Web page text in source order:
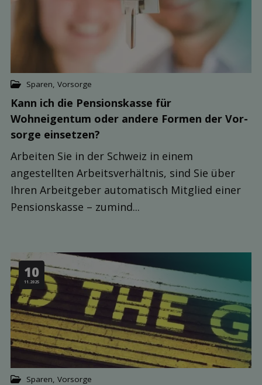
Sparen, Vorsorge
Kann ich die Pensions­kasse für
Wohneigentum oder andere Formen der Vor­
sorge einsetzen?
Arbeiten Sie in der Schweiz in einem
angestellten Arbeitsverhältnis, sind Sie über
Ihren Arbeitgeber automatisch Mitglied einer
Pensionskasse – zumind...
10
11.2025
Sparen, Vorsorge